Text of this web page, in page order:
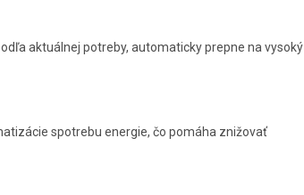
aktuálnej potreby, automaticky prepne na vysoký
spotrebu energie, čo pomáha znižovať